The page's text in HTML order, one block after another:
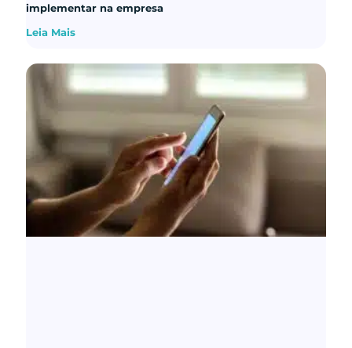
implementar na empresa
Leia Mais